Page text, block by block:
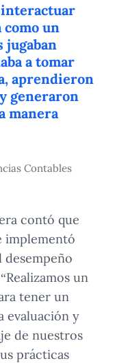
como un
jugaban
a tomar
aprendieron
generaron
manera
Contables
contó que
implementó
desempeño
un
tener un
evaluación y
de nuestros
prácticas